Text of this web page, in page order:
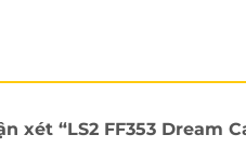
xét “LS2 FF353 Dream